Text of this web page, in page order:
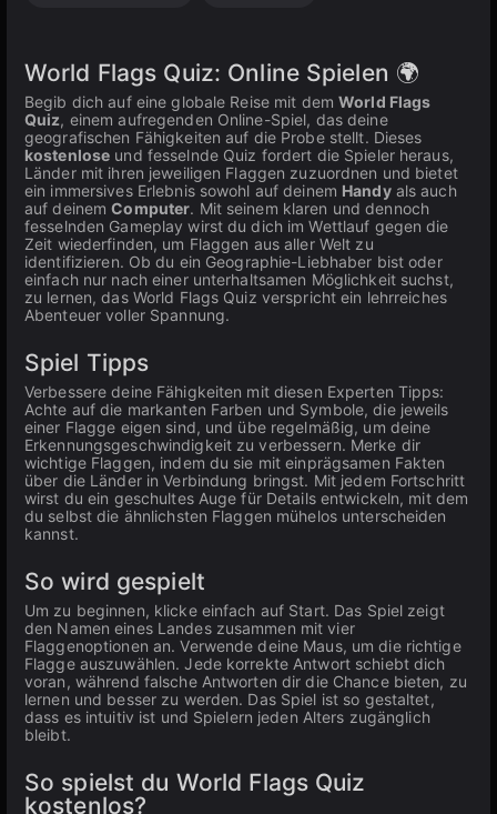
World Flags Quiz: Online Spielen 🌍
Begib dich auf eine globale Reise mit demWorld Flags
Quiz, einem aufregenden Online-Spiel, das deine
geografischen Fähigkeiten auf die Probe stellt. Dieses
kostenlose und fesselnde Quiz fordert die Spieler heraus,
Länder mit ihren jeweiligen Flaggen zuzuordnen und bietet
ein immersives Erlebnis sowohl auf deinem Handyals auch
auf deinemComputer. Mit seinem klaren und dennoch
fesselnden Gameplay wirst du dich im Wettlauf gegen die
Zeit wiederfinden, um Flaggen aus aller Welt zu
identifizieren. Ob du ein Geographie-Liebhaber bist oder
einfach nur nach einer unterhaltsamen Möglichkeit suchst,
zu lernen, das World Flags Quiz verspricht ein lehrreiches
Abenteuer voller Spannung.
Spiel Tipps
Verbessere deine Fähigkeiten mit diesen Experten Tipps:
Achte auf die markanten Farben und Symbole, die jeweils
einer Flagge eigen sind, und übe regelmäßig, um deine
Erkennungsgeschwindigkeit zu verbessern. Merke dir
wichtige Flaggen, indem du sie mit einprägsamen Fakten
über die Länder in Verbindung bringst. Mit jedem Fortschritt
wirst du ein geschultes Auge für Details entwickeln, mit dem
du selbst die ähnlichsten Flaggen mühelos unterscheiden
kannst.
So wird gespielt
Um zu beginnen, klicke einfach auf Start. Das Spiel zeigt
den Namen eines Landes zusammen mit vier
Flaggenoptionen an. Verwende deine Maus, um die richtige
Flagge auszuwählen. Jede korrekte Antwort schiebt dich
voran, während falsche Antworten dir die Chance bieten, zu
lernen und besser zu werden. Das Spiel ist so gestaltet,
dass es intuitiv ist und Spielern jeden Alters zugänglich
bleibt.
So spielst du World Flags Quiz
kostenlos?